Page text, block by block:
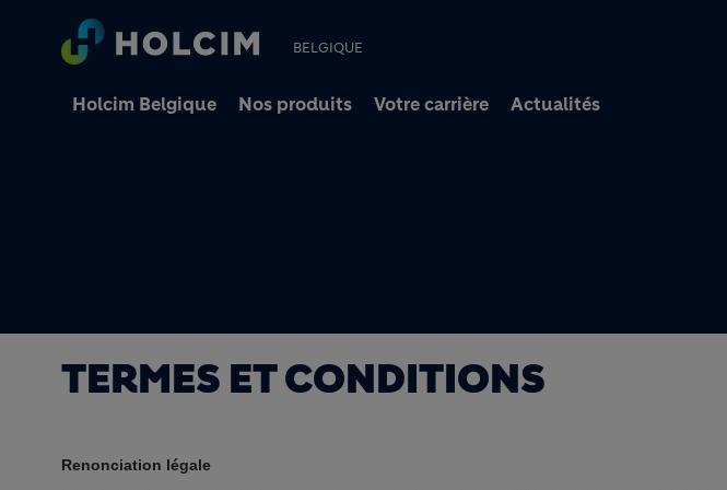
BELGIQUE
Holcim Belgique Nos produits Votre carrière Actualités
TERMES ET CONDITIONS
Renonciation légale